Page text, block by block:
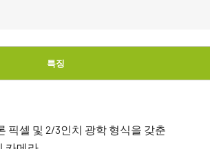
특징
픽셀 및 2/3인치 광학 형식을 갖춘